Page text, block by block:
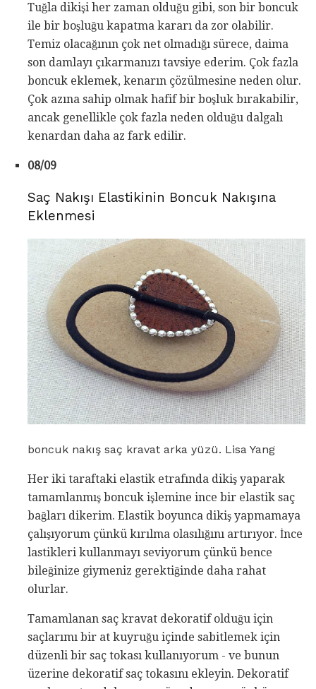
Tuğla dikişi her zaman olduğu gibi, son bir boncuk
ile bir boşluğu kapatma kararı da zor olabilir.
Temiz olacağının çok net olmadığı sürece, daima
son damlayı çıkarmanızı tavsiye ederim. Çok fazla
boncuk eklemek, kenarın çözülmesine neden olur.
Çok azına sahip olmak hafif bir boşluk bırakabilir,
ancak genellikle çok fazla neden olduğu dalgalı
kenardan daha az fark edilir.
08/09
Saç Nakışı Elastikinin Boncuk Nakışına
Eklenmesi
boncuk nakış saç kravat arka yüzü. Lisa Yang
Her iki taraftaki elastik etrafında dikiş yaparak
tamamlanmış boncuk işlemine ince bir elastik saç
bağları dikerim. Elastik boyunca dikiş yapmamaya
çalışıyorum çünkü kırılma olasılığını artırıyor. İnce
lastikleri kullanmayı seviyorum çünkü bence
bileğinize giymeniz gerektiğinde daha rahat
olurlar.
Tamamlanan saç kravat dekoratif olduğu için
saçlarımı bir at kuyruğu içinde sabitlemek için
düzenli bir saç tokası kullanıyorum - ve bunun
üzerine dekoratif saç tokasını ekleyin. Dekoratif